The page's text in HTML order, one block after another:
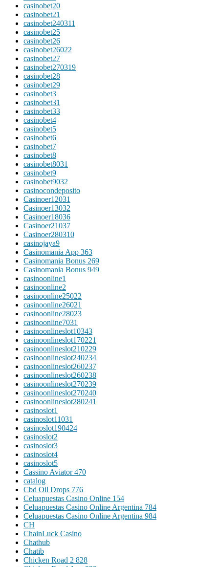
casinobet20
casinobet21
casinobet240311
casinobet25
casinobet26
casinobet26022
casinobet27
casinobet270319
casinobet28
casinobet29
casinobet3
casinobet31
casinobet33
casinobet4
casinobet5
casinobet6
casinobet7
casinobet8
casinobet8031
casinobet9
casinobet9032
casinocondeposito
Casinoer12031
Casinoer13032
Casinoer18036
Casinoer21037
Casinoer280310
casinojaya9
Casinomania App 363
Casinomania Bonus 269
Casinomania Bonus 949
casinoonline1
casinoonline2
casinoonline25022
casinoonline26021
casinoonline28023
casinoonline7031
casinoonlineslot10343
casinoonlineslot170221
casinoonlineslot210229
casinoonlineslot240234
casinoonlineslot260237
casinoonlineslot260238
casinoonlineslot270239
casinoonlineslot270240
casinoonlineslot280241
casinoslot1
casinoslot11031
casinoslot190424
casinoslot2
casinoslot3
casinoslot4
casinoslot5
Cassino Aviator 470
catalog
Cbd Oil Drops 776
Celuapuestas Casino Online 154
Celuapuestas Casino Online Argentina 784
Celuapuestas Casino Online Argentina 984
CH
ChainLuck Casino
Chathub
Chatib
Chicken Road 2 828